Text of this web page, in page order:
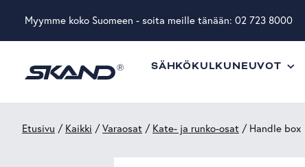
Myymme koko Suomeen - soita meille tänään: 02 723 8000
SÄHKÖKULKUNEUVOT
Etusivu / Kaikki /Varaosat / Kate- ja runko-osat / Handle box